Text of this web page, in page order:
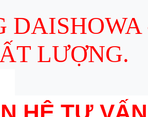
LƯỢNG.